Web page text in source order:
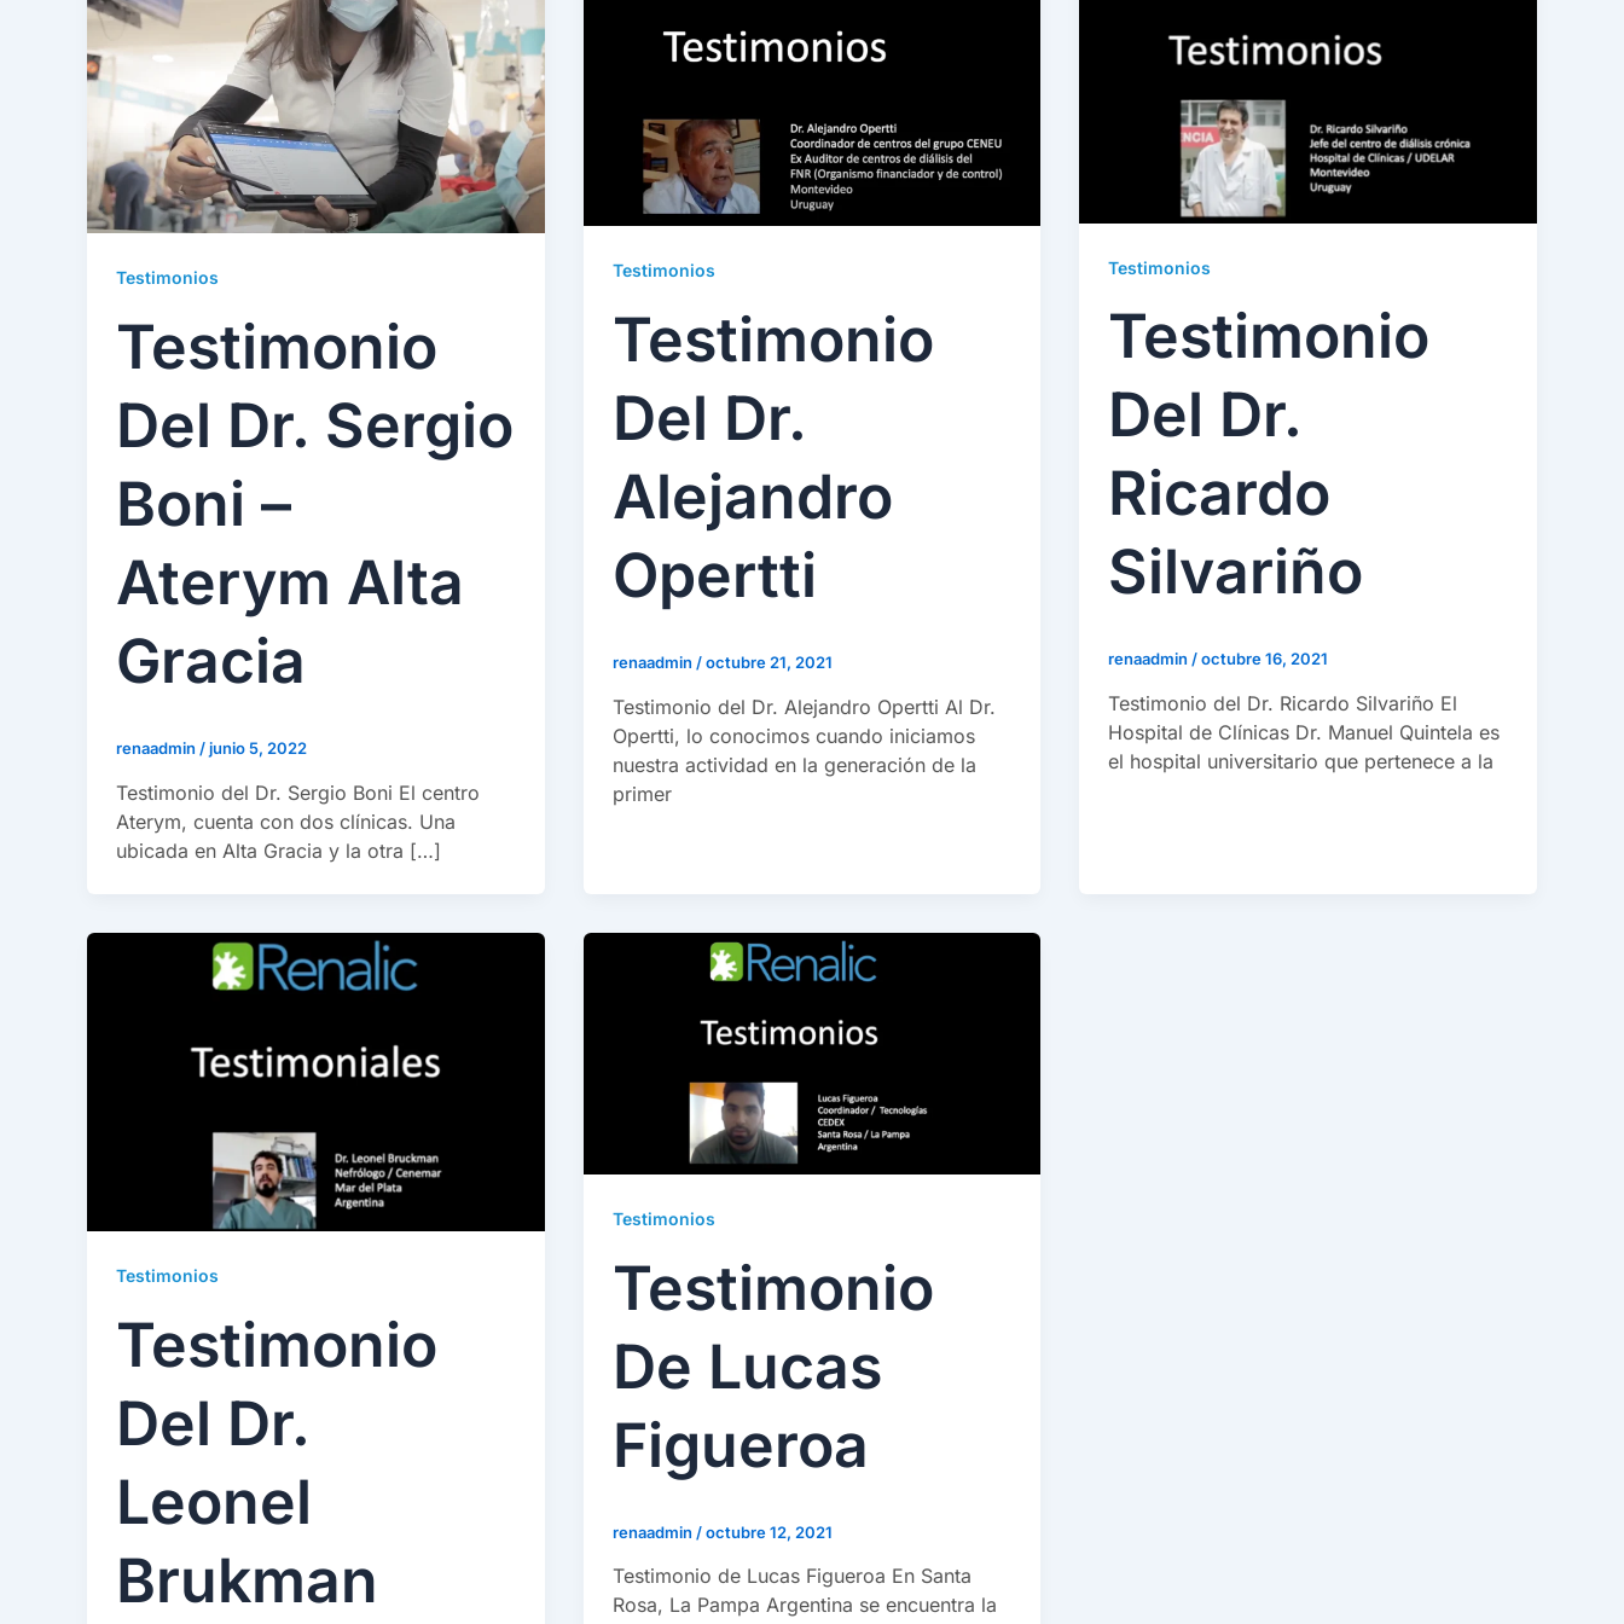
Testimonios
Testimonio
Del Dr. Sergio
Boni –
Aterym Alta
Gracia
renaadmin /junio 5, 2022
Testimonio del Dr. Sergio Boni El centro
Aterym, cuenta con dos clínicas. Una
ubicada en Alta Gracia y la otra […]
Testimonios
Testimonio
Del Dr.
Alejandro
Opertti
renaadmin /octubre 21, 2021
Testimonio del Dr. Alejandro Opertti Al Dr.
Opertti, lo conocimos cuando iniciamos
nuestra actividad en la generación de la
primer
Testimonios
Testimonio
Del Dr.
Ricardo
Silvariño
renaadmin/octubre 16, 2021
Testimonio del Dr. Ricardo Silvariño El
Hospital de Clínicas Dr. Manuel Quintela es
el hospital universitario que pertenece a la
Testimonios
Testimonio
Del Dr.
Leonel
Brukman
Testimonios
Testimonio
De Lucas
Figueroa
renaadmin /octubre 12, 2021
Testimonio de Lucas Figueroa En Santa
Rosa, La Pampa Argentina se encuentra la